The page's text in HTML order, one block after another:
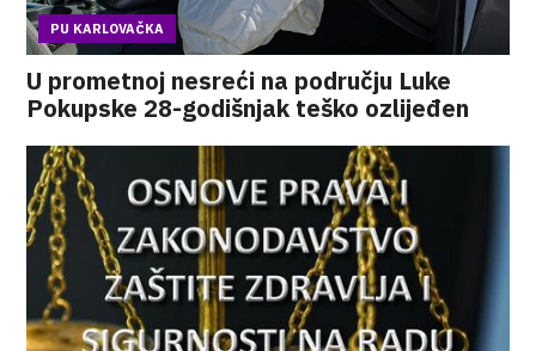
PU KARLOVAČKA
U prometnoj nesreći na području Luke
Pokupske 28-godišnjak teško ozlijeđen